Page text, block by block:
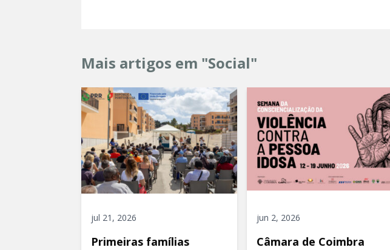
Mais artigos em "Social"
jul 21, 2026
Primeiras famílias
jun 2, 2026
Câmara de Coimbra